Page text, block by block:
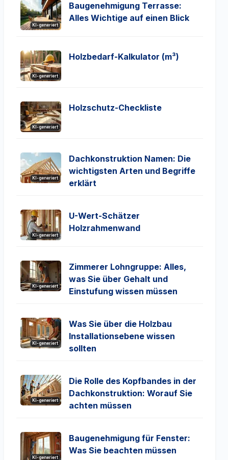
KI-generiert
Baugenehmigung Terrasse:
Alles Wichtige auf einen Blick
KI-generiert
Holzbedarf-Kalkulator (m³)
KI-generiert
Holzschutz-Checkliste
KI-generiert
Dachkonstruktion Namen: Die
wichtigsten Arten und Begriffe
erklärt
KI-generiert
U-Wert-Schätzer
Holzrahmenwand
KI-generiert
Zimmerer Lohngruppe: Alles,
was Sie über Gehalt und
Einstufung wissen müssen
KI-generiert
Was Sie über die Holzbau
Installationsebene wissen
sollten
KI-generiert
Die Rolle des Kopfbandes in der
Dachkonstruktion: Worauf Sie
achten müssen
KI-generiert
Baugenehmigung für Fenster:
Was Sie beachten müssen